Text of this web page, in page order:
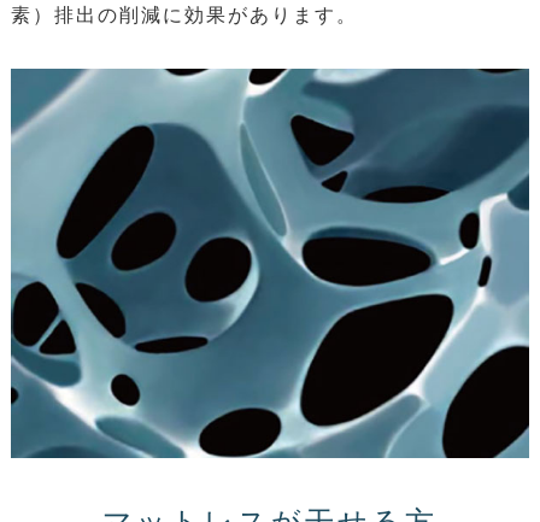
素）排出の削減に効果があります。